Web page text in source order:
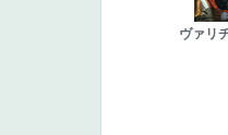
ヴァリ